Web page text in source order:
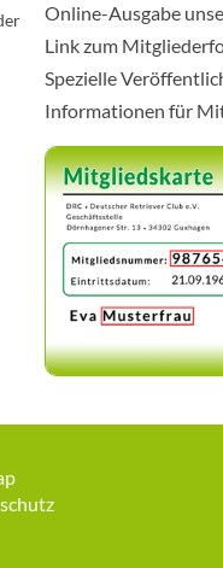
Online-Ausgabe
Link zum
Spezielle
Informationen für